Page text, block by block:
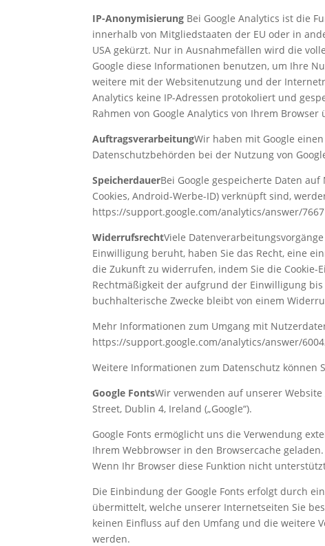
IP-Anonymisierung Bei Google Analytics ist die
innerhalb von Mitgliedstaaten der EU oder in
USA gekürzt. Nur in Ausnahmefällen wird die
Google diese Informationen benutzen, um Ihre
weitere mit der Websitenutzung und der
Analytics keine IP-Adressen protokoliert und
Rahmen von Google Analytics von Ihrem
AuftragsverarbeitungWir haben mit Google
Datenschutzbehörden bei der Nutzung von
SpeicherdauerBei Google gespeicherte Daten
Cookies, Android-Werbe-ID) verknüpft sind,
https://support.google.com/analytics/answer/
WiderrufsrechtViele
Einwilligung beruht, haben Sie das Recht, eine
die Zukunft zu widerrufen, indem Sie die
Rechtmäßigkeit der aufgrund der Einwilligung
buchhalterische Zwecke bleibt von einem
Mehr Informationen zum Umgang mit
https://support.google.com/analytics/answer/
Weitere Informationen zum Datenschutz können
Google FontsWir verwenden auf unserer Website
Street, Dublin 4, Ireland („Google“).
Google Fonts ermöglicht uns die Verwendung
Ihrem Webbrowser in den Browsercache
Wenn Ihr Browser diese Funktion nicht
Die Einbindung der Google Fonts erfolgt durch
übermittelt, welche unserer Internetseiten Sie
keinen Einfluss auf den Umfang und die weitere
werden.